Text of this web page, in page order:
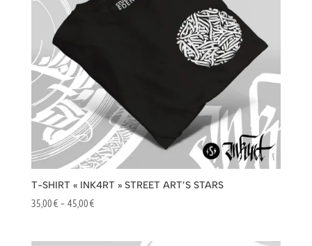
T-SHIRT « INK4RT » STREET ART’S STARS
35,00€ – 45,00€Plage